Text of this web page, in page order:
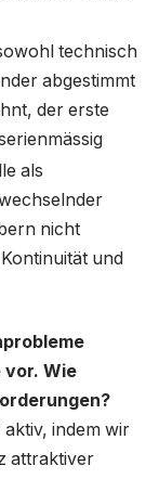
technisch
abgestimmt
der erste
als
nicht
und
vor. Wie
indem wir
attraktiver